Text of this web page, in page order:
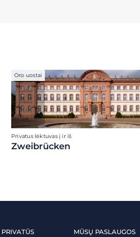
Oro uostai
Privatus lėktuvas į ir iš
Zweibrücken
MŪSŲ PASLAUGOS